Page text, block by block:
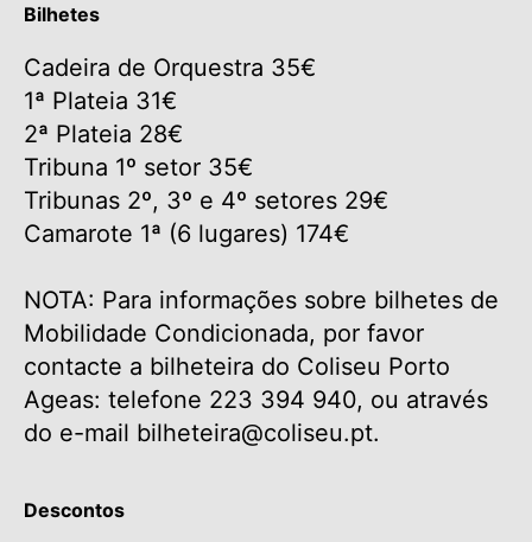
Bilhetes
Cadeira de Orquestra 35€
1ª Plateia 31€
2ª Plateia 28€
Tribuna 1º setor 35€
Tribunas 2º, 3º e 4º setores 29€
Camarote 1ª (6 lugares) 174€
NOTA: Para informações sobre bilhetes de
Mobilidade Condicionada, por favor
contacte a bilheteira do Coliseu Porto
Ageas: telefone 223 394 940, ou através
do e-mail bilheteira@coliseu.pt.
Descontos